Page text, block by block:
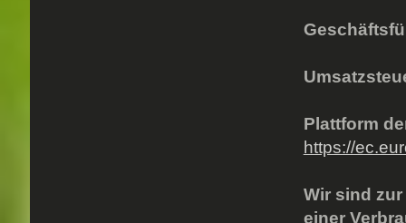
Plattform
https://
Wir sind
einer